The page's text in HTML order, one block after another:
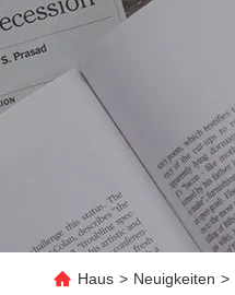
Haus > Neuigkeiten >